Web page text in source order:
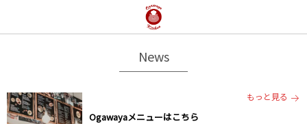
News
Ogawayaメニューはこちら
もっと見る